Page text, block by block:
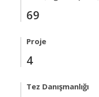
69
Proje
4
Tez Danışmanlığı